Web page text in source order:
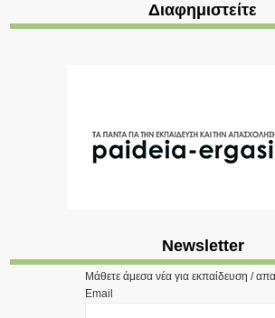
Διαφημιστείτε
Newsletter
Μάθετε άμεσα νέα για εκπαίδευση /
Email